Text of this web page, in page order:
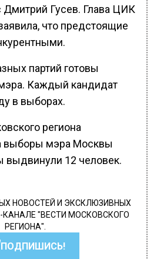
Дмитрий Гусев. Глава ЦИК
что предстоящие
партий готовы
Каждый кандидат
в выборах.
региона
выборы мэра Москвы
выдвинули 12 человек.
НОВОСТЕЙ И ЭКСКЛЮЗИВНЫХ
КАНАЛЕ "ВЕСТИ МОСКОВСКОГО
РЕГИОНА".
ПОДПИШИСЬ!